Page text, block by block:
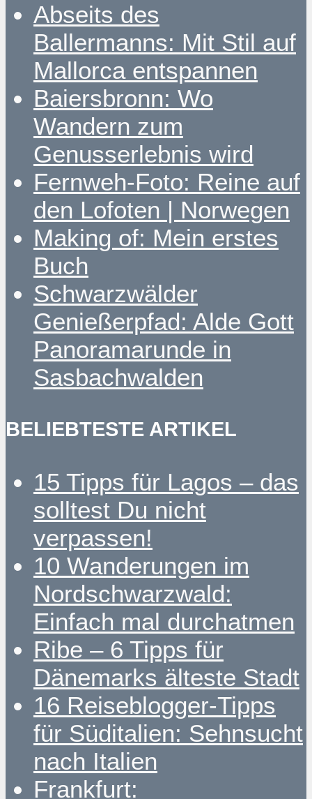
Abseits des
Ballermanns: Mit Stil auf
Mallorca entspannen
Baiersbronn: Wo
Wandern zum
Genusserlebnis wird
Fernweh-Foto: Reine auf
den Lofoten | Norwegen
Making of: Mein erstes
Buch
Schwarzwälder
Genießerpfad: Alde Gott
Panoramarunde in
Sasbachwalden
BELIEBTESTE ARTIKEL
15 Tipps für Lagos – das
solltest Du nicht
verpassen!
10 Wanderungen im
Nordschwarzwald:
Einfach mal durchatmen
Ribe – 6 Tipps für
Dänemarks älteste Stadt
16 Reiseblogger-Tipps
für Süditalien: Sehnsucht
nach Italien
Frankfurt: